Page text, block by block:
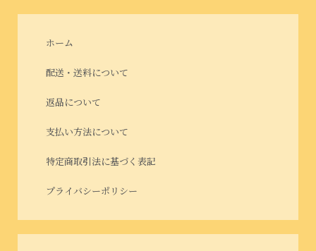
ホーム
配送・送料について
返品について
支払い方法について
特定商取引法に基づく表記
プライバシーポリシー